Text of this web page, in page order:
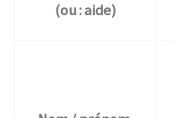
(ou : aide)